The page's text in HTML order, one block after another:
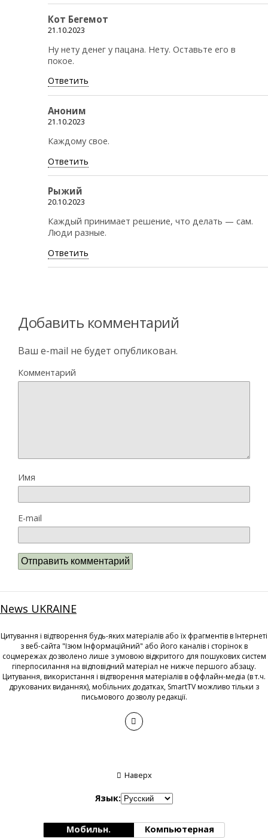
Кот Бегемот
21.10.2023
Ну нету денег у пацана. Нету. Оставьте его в
покое.
Ответить
Аноним
21.10.2023
Каждому свое.
Ответить
Рыжий
20.10.2023
Каждый принимает решение, что делать — сам.
Люди разные.
Ответить
Добавить комментарий
Ваш e-mail не будет опубликован.
Комментарий
Имя
E-mail
News UKRAINE
Цитування і відтворення будь-яких матеріалів або їх фрагментів в Інтернеті
з веб-сайта "Ізюм Інформаційний" або його каналів і сторінок в
соцмережах дозволено лише з умовою відкритого для пошукових систем
гіперпосилання на відповідний матеріал не нижче першого абзацу.
Цитування, використання і відтворення матеріалів в оффлайн-медіа (в т.ч.
друкованих виданнях), мобільних додатках, SmartTV можливо тільки з
письмового дозволу редакції.
Наверх
Язык:
Мобильн. Компьютерная